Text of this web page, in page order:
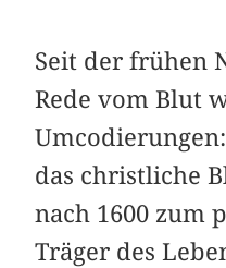
Seit der frühen
Rede vom Blut
das christliche
nach 1600 zum
Träger des